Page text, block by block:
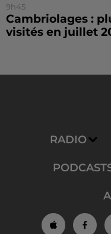
9h45
Cambriolages :
visités en juillet
RADIO